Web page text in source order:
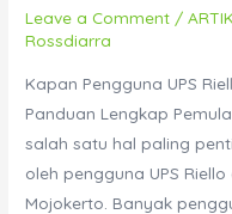
Tahun
Leave a Comment /
Rossdiarra
Kapan Pengguna UPS
Panduan Lengkap
salah satu hal paling
oleh pengguna UPS
Mojokerto. Banyak